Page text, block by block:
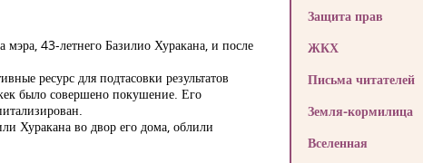
43-летнего Базилио Хуракана, и после
ресурс для подтасовки результатов
было совершено покушение. Его
Хуракана во двор его дома, облили
Защита прав
ЖКХ
Письма читателей
Земля-кормилица
Вселенная